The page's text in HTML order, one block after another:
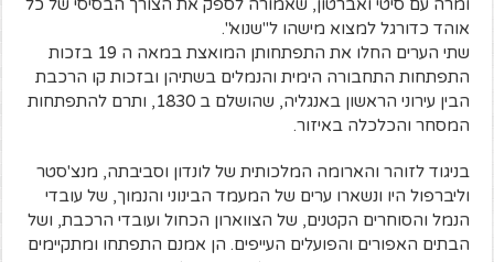
ומרה עם סיטי ואברטון, שאמורה לספק את הצורך הבסיסי של כל
אוהד כדורגל למצוא מישהו ל"שנוא".
שתי הערים החלו את התפתחותן המואצת במאה ה 19 בזכות
התפתחות התחבורה הימית והנמלים בשתיהן ובזכות קו הרכבת
הבין עירוני הראשון באנגליה, שהושלם ב 1830, ותרם להתפתחות
המסחר והכלכלה באיזור.
בניגוד לזוהר והארומה המלכותית של לונדון וסביבתה, מנצ'סטר
וליברפול היו ונשארו ערים של המעמד הבינוני והנמוך, של עובדי
הנמל והסוחרים הקטנים, של הצווארון הכחול ועובדי הרכבת, ושל
הבתים האפורים והפועלים העייפים. הן אמנם התפתחו ומתקיימים